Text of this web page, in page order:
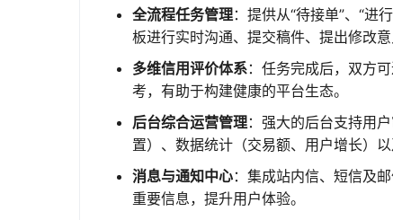
全流程任务管理：提供从“待接单”、“进
板进行实时沟通、提交稿件、提出修改意
多维信用评价体系：任务完成后，双方
考，有助于构建健康的平台生态。
后台综合运营管理：强大的后台支持用
置）、数据统计（交易额、用户增长）以
消息与通知中心：集成站内信、短信及
重要信息，提升用户体验。